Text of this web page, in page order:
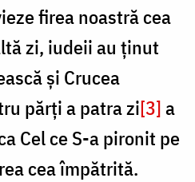
firea noastră cea
zi, iudeii au ținut
și Crucea
părți a patra zi[3]a
Cel ce S-a pironit pe
cea împătrită.